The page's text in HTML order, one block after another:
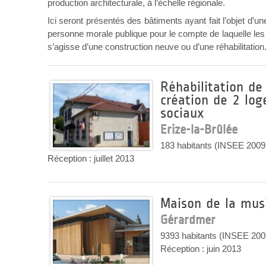
production architecturale, à l’échelle régionale.
Ici seront présentés des bâtiments ayant fait l’objet
personne morale publique pour le compte de laquelle
s’agisse d’une construction neuve ou d’une réhabilitation.
Réhabilitation
création de 2
sociaux
Erize-la-Brûlée
183 habitants (INSEE
Réception : juillet 2013
Maison de la
Gérardmer
9393 habitants (INSEE
Réception : juin 2013